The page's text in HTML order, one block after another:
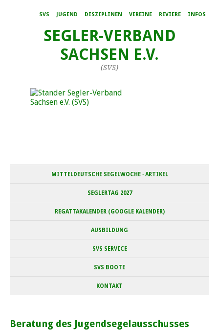
SVS JUGEND DISZIPLINEN VEREINE REVIERE INFOS
SEGLER-VERBAND
SACHSEN E.V.
(SVS)
MITTELDEUTSCHE SEGELWOCHE · ARTIKEL
SEGLERTAG 2027
REGATTAKALENDER (GOOGLE KALENDER)
AUSBILDUNG
SVS SERVICE
SVS BOOTE
KONTAKT
Beratung des Jugendsegelausschusses